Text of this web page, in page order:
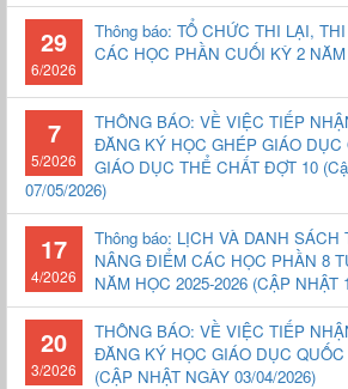
29
6/2026
Thông báo: TỔ CHỨC THI LẠI,
CÁC HỌC PHẦN CUỐI KỲ 2 NĂM
7
5/2026
THÔNG BÁO: VỀ VIỆC TIẾP
ĐĂNG KÝ HỌC GHÉP GIÁO DỤC
GIÁO DỤC THỂ CHẤT ĐỢT 10
07/05/2026)
17
4/2026
Thông báo: LỊCH VÀ DANH SÁCH
NÂNG ĐIỂM CÁC HỌC PHẦN 8
NĂM HỌC 2025-2026 (CẬP NHẬT
20
3/2026
THÔNG BÁO: VỀ VIỆC TIẾP
ĐĂNG KÝ HỌC GIÁO DỤC
(CẬP NHẬT NGÀY 03/04/2026)